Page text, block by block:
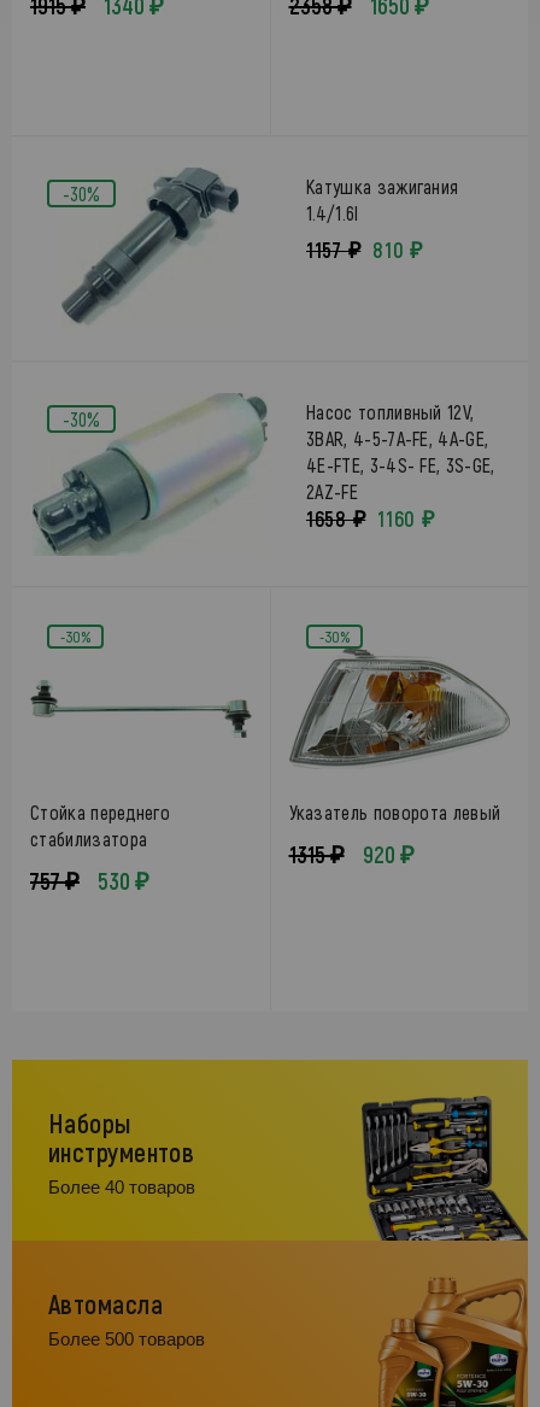
-30%
Катушка зажигания
1.4/1.6l
1157 ₽ 810 ₽
-30%
Насос топливный 12V,
3BAR, 4-5-7A-FE, 4A-GE,
4E-FTE, 3-4S- FE, 3S-GE,
2AZ-FE
1658 ₽ 1160 ₽
-30%
Стойка переднего
стабилизатора
757 ₽ 530 ₽
-30%
Указатель поворота левый
1315 ₽ 920 ₽
Наборы
инструментов
Более 40 товаров
Автомасла
Более 500 товаров